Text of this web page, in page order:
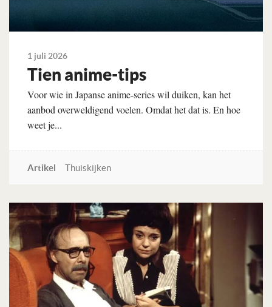
1 juli 2026
Tien anime-tips
Voor wie in Japanse anime-series wil duiken, kan het
aanbod overweldigend voelen. Omdat het dat is. En hoe
weet je...
Artikel Thuiskijken
Lees verder